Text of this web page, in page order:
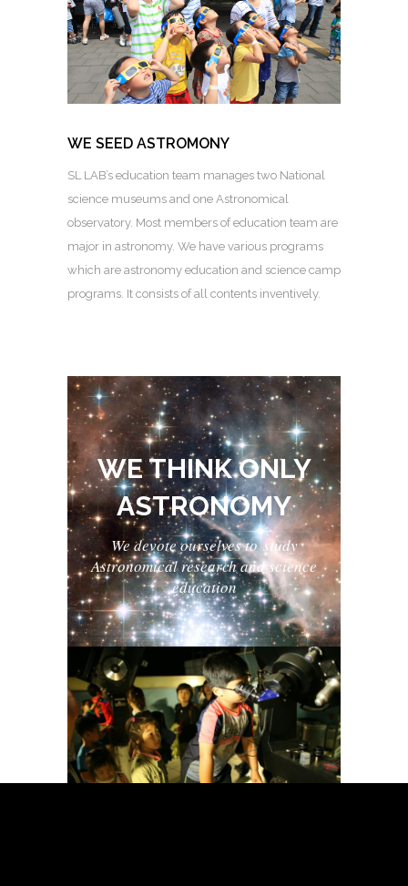
WE SEED ASTROMONY
SL LAB’s education team manages two National
science museums and one Astronomical
observatory. Most members of education team are
major in astronomy. We have various programs
which are astronomy education and science camp
programs. It consists of all contents inventively.
WE THINK ONLY
ASTRONOMY
Wedevote ourselves to study
Astronomical research and science
education